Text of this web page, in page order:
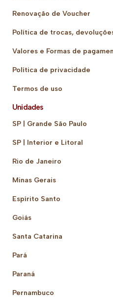
Renovação de Voucher
Política de trocas,
Valores e Formas de
Política de privacidade
Termos de uso
Unidades
SP | Grande São Paulo
SP | Interior e Litoral
Rio de Janeiro
Minas Gerais
Espírito Santo
Goiás
Santa Catarina
Pará
Paraná
Pernambuco